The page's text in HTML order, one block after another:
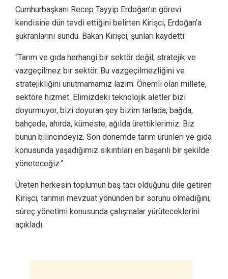
Cumhurbaşkanı Recep Tayyip Erdoğan’ın görevi
kendisine dün tevdi ettiğini belirten Kirişci, Erdoğan’a
şükranlarını sundu. Bakan Kirişci, şunları kaydetti:
“Tarım ve gıda herhangi bir sektör değil, stratejik ve
vazgeçilmez bir sektör. Bu vazgeçilmezliğini ve
stratejikliğini unutmamamız lazım. Önemli olan millete,
sektöre hizmet. Elimizdeki teknolojik aletler bizi
doyurmuyor, bizi doyuran şey bizim tarlada, bağda,
bahçede, ahırda, kümeste, ağılda ürettiklerimiz. Biz
bunun bilincindeyiz. Son dönemde tarım ürünleri ve gıda
konusunda yaşadığımız sıkıntıları en başarılı bir şekilde
yöneteceğiz.”
Üreten herkesin toplumun baş tacı olduğunu dile getiren
Kirişci, tarımın mevzuat yönünden bir sorunu olmadığını,
süreç yönetimi konusunda çalışmalar yürüteceklerini
açıkladı.